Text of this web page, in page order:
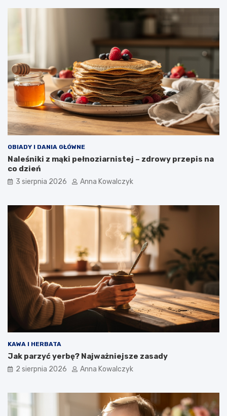
OBIADY I DANIA GŁÓWNE
Naleśniki z mąki pełnoziarnistej – zdrowy przepis na
co dzień
3 sierpnia 2026 Anna Kowalczyk
KAWA I HERBATA
Jak parzyć yerbę? Najważniejsze zasady
2 sierpnia 2026 Anna Kowalczyk